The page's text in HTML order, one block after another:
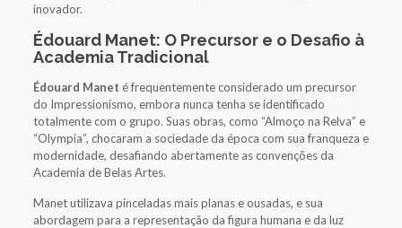
inovador.
Édouard Manet: O Precursor e o Desafio à
Academia Tradicional
Édouard Manet é frequentemente considerado um precursor
do Impressionismo, embora nunca tenha se identificado
totalmente com o grupo. Suas obras, como “Almoço na Relva” e
“Olympia”, chocaram a sociedade da época com sua franqueza e
modernidade, desafiando abertamente as convenções da
Academia de Belas Artes.
Manet utilizava pinceladas mais planas e ousadas, e sua
abordagem para a representação da figura humana e da luz